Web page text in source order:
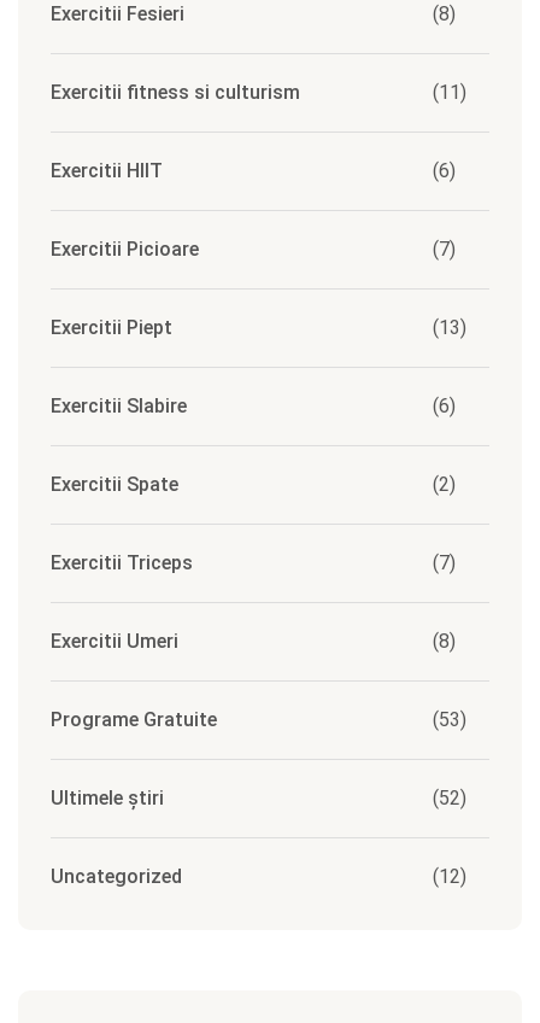
Exercitii Fesieri (8)
Exercitii fitness si culturism (11)
Exercitii HIIT (6)
Exercitii Picioare (7)
Exercitii Piept (13)
Exercitii Slabire (6)
Exercitii Spate (2)
Exercitii Triceps (7)
Exercitii Umeri (8)
Programe Gratuite (53)
Ultimele știri (52)
Uncategorized (12)